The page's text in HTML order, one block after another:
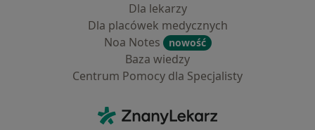
Dla lekarzy
Dla placówek medycznych
Noa Notes
nowość
Baza wiedzy
Centrum Pomocy dla Specjalisty
ZnanyLekarz - Strona główna